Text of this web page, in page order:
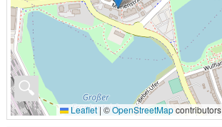
🔍
Leaflet |©OpenStreetMapcontributors